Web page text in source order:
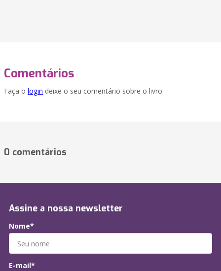
Comentários
Faça o login deixe o seu comentário sobre o livro.
0 comentários
Assine a nossa newsletter
Nome*
E-mail*